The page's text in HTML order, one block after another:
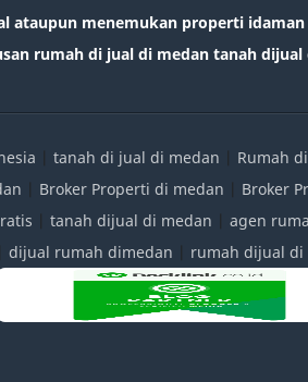
menemukan properti
rumah di jual di medan tanah
| tanah di jual di medan | Rumah
| Broker Properti di medan | Broker
| tanah dijual di medan | agen
dijual rumah dimedan | rumah dijual di